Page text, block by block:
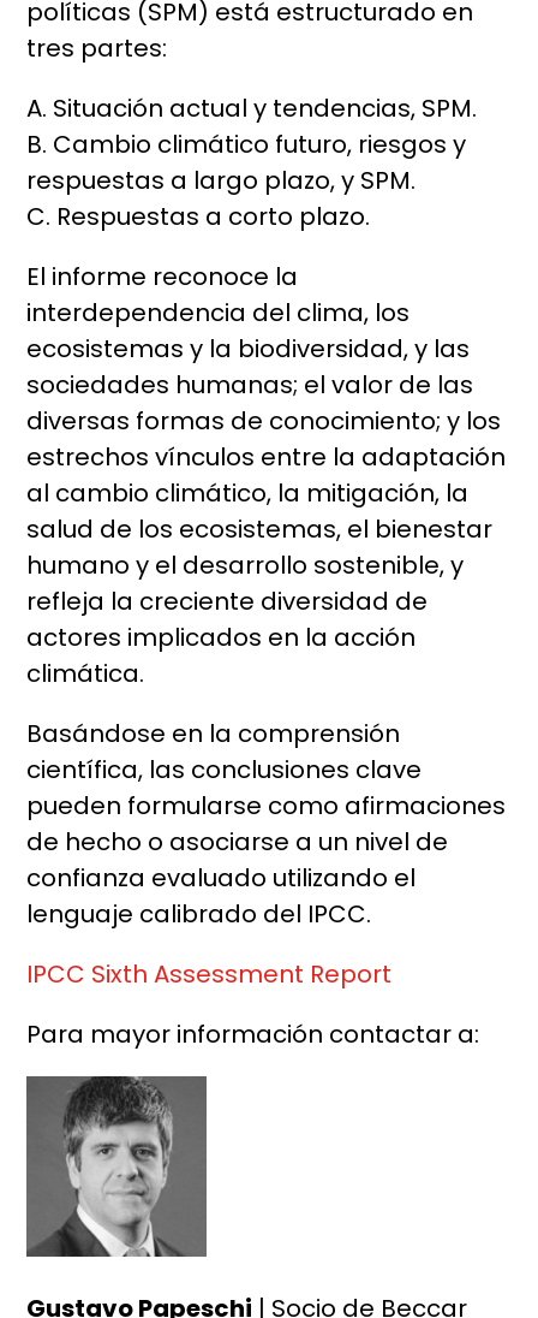
políticas (SPM) está estructurado en
tres partes:
A. Situación actual y tendencias, SPM.
B. Cambio climático futuro, riesgos y
respuestas a largo plazo, y SPM.
C. Respuestas a corto plazo.
El informe reconoce la
interdependencia del clima, los
ecosistemas y la biodiversidad, y las
sociedades humanas; el valor de las
diversas formas de conocimiento; y los
estrechos vínculos entre la adaptación
al cambio climático, la mitigación, la
salud de los ecosistemas, el bienestar
humano y el desarrollo sostenible, y
refleja la creciente diversidad de
actores implicados en la acción
climática.
Basándose en la comprensión
científica, las conclusiones clave
pueden formularse como afirmaciones
de hecho o asociarse a un nivel de
confianza evaluado utilizando el
lenguaje calibrado del IPCC.
IPCC Sixth Assessment Report
Para mayor información contactar a:
Gustavo Papeschi | Socio de Beccar